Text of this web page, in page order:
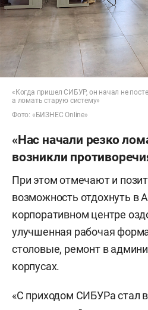
«Когда пришел СИБУР, он начал не
а ломать старую систему»
Фото: «БИЗНЕС Online»
«Нас начали резко
возникли
При этом отмечают и
возможность отдохнуть в
корпоративном центре
улучшенная рабочая
столовые, ремонт в
корпусах.
«С приходом СИБУРа стал